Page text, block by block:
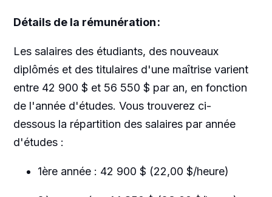
Détails de la rémunération :
Les salaires des étudiants, des nouveaux
diplômés et des titulaires d'une maîtrise varient
entre 42 900 $ et 56 550 $ par an, en fonction
de l'année d'études. Vous trouverez ci-
dessous la répartition des salaires par année
d'études :
1ère année : 42 900 $ (22,00 $/heure)